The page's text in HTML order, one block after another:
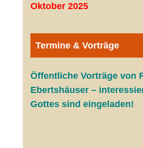
Oktober 2025
Termine & Vorträge
Öffentliche Vorträge von
Ebertshäuser –
Gottes sind eingeladen!